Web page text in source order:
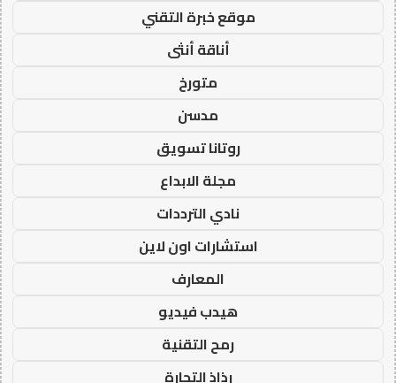
موقع خبرة التقني
أناقة أنثى
متورخ
مدسن
روتانا تسويق
مجلة الابداع
نادي الترددات
استشارات اون لاين
المعارف
هيدب فيديو
رمح التقنية
رذاذ التجارة